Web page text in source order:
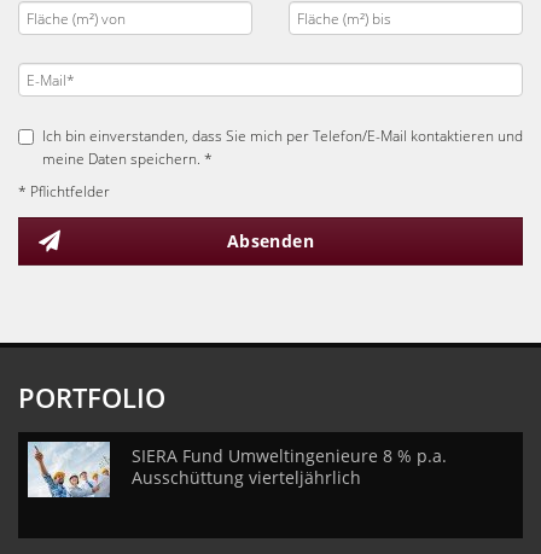
Ich bin einverstanden, dass Sie mich per Telefon/E-Mail kontaktieren und
meine Daten speichern. *
* Pflichtfelder
Absenden
PORTFOLIO
SIERA Fund Umweltingenieure 8 % p.a.
Ausschüttung vierteljährlich